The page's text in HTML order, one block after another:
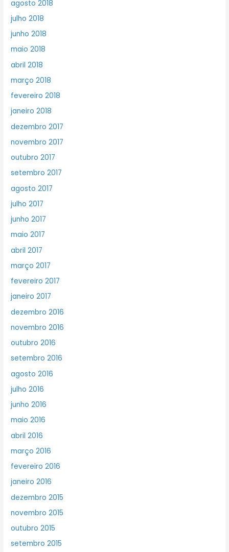
agosto 2018
julho 2018
junho 2018
maio 2018
abril 2018
março 2018
fevereiro 2018
janeiro 2018
dezembro 2017
novembro 2017
outubro 2017
setembro 2017
agosto 2017
julho 2017
junho 2017
maio 2017
abril 2017
março 2017
fevereiro 2017
janeiro 2017
dezembro 2016
novembro 2016
outubro 2016
setembro 2016
agosto 2016
julho 2016
junho 2016
maio 2016
abril 2016
março 2016
fevereiro 2016
janeiro 2016
dezembro 2015
novembro 2015
outubro 2015
setembro 2015